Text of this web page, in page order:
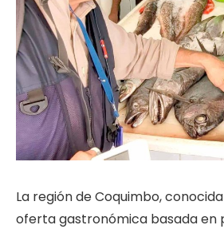
La región de Coquimbo,
oferta gastronómica basada en